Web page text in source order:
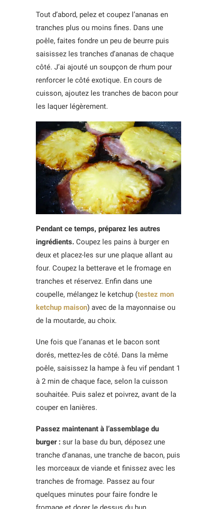
Tout d’abord, pelez et coupez l’ananas en
tranches plus ou moins fines. Dans une
poêle, faites fondre un peu de beurre puis
saisissez les tranches d’ananas de chaque
côté. J’ai ajouté un soupçon de rhum pour
renforcer le côté exotique. En cours de
cuisson, ajoutez les tranches de bacon pour
les laquer légèrement.
Pendant ce temps, préparez les autres
ingrédients. Coupez les pains à burger en
deux et placez-les sur une plaque allant au
four. Coupez la betterave et le fromage en
tranches et réservez. Enfin dans une
coupelle, mélangez le ketchup (testez mon
ketchup maison) avec de la mayonnaise ou
de la moutarde, au choix.
Une fois que l’ananas et le bacon sont
dorés, mettez-les de côté. Dans la même
poêle, saisissez la hampe à feu vif pendant 1
à 2 min de chaque face, selon la cuisson
souhaitée. Puis salez et poivrez, avant de la
couper en lanières.
Passez maintenant à l’assemblage du
burger : sur la base du bun, déposez une
tranche d’ananas, une tranche de bacon, puis
les morceaux de viande et finissez avec les
tranches de fromage. Passez au four
quelques minutes pour faire fondre le